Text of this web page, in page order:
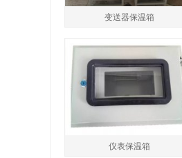
变送器保温箱
仪表保温箱